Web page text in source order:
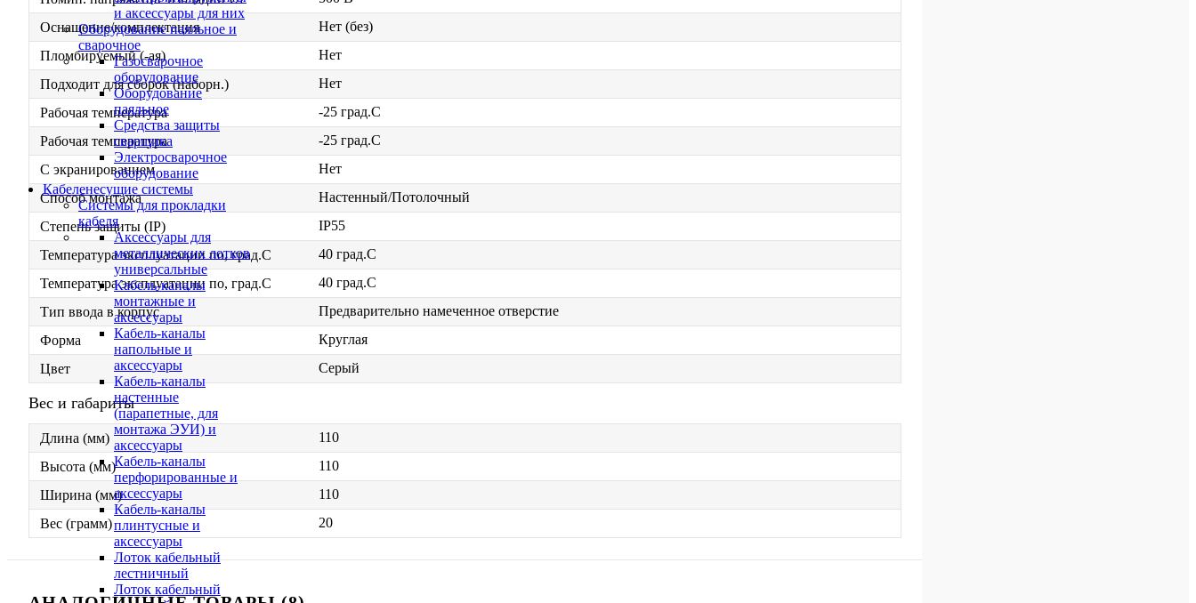
и аксессуары для них
Оборудование паяльное и
сварочное
Газосварочное
оборудование
Оборудование
паяльное
Средства защиты
сварщика
Электросварочное
оборудование
Кабеленесущие системы
Системы для прокладки
кабеля
Аксессуары для
металлических лотков
универсальные
Кабель-каналы
монтажные и
аксессуары
Кабель-каналы
напольные и
аксессуары
Кабель-каналы
настенные
(парапетные, для
монтажа ЭУИ) и
аксессуары
Кабель-каналы
перфорированные и
аксессуары
Кабель-каналы
плинтусные и
аксессуары
Лоток кабельный
лестничный
Лоток кабельный
Оснащение/комплектация
Нет (без)
Пломбируемый (-ая)
Нет
Подходит для сборок (наборн.)
Нет
Рабочая температура
-25 град.C
Рабочая температура
-25 град.C
С экранированием
Нет
Способ монтажа
Настенный/Потолочный
Степень защиты (IP)
IP55
Температура эксплуатации по, град.C
40 град.C
Температура эксплуатации по, град.C
40 град.C
Тип ввода в корпус
Предварительно намеченное отверстие
Форма
Круглая
Цвет
Серый
Вес и габариты
Длина (мм)
110
Высота (мм)
110
Ширина (мм)
110
Вес (грамм)
20